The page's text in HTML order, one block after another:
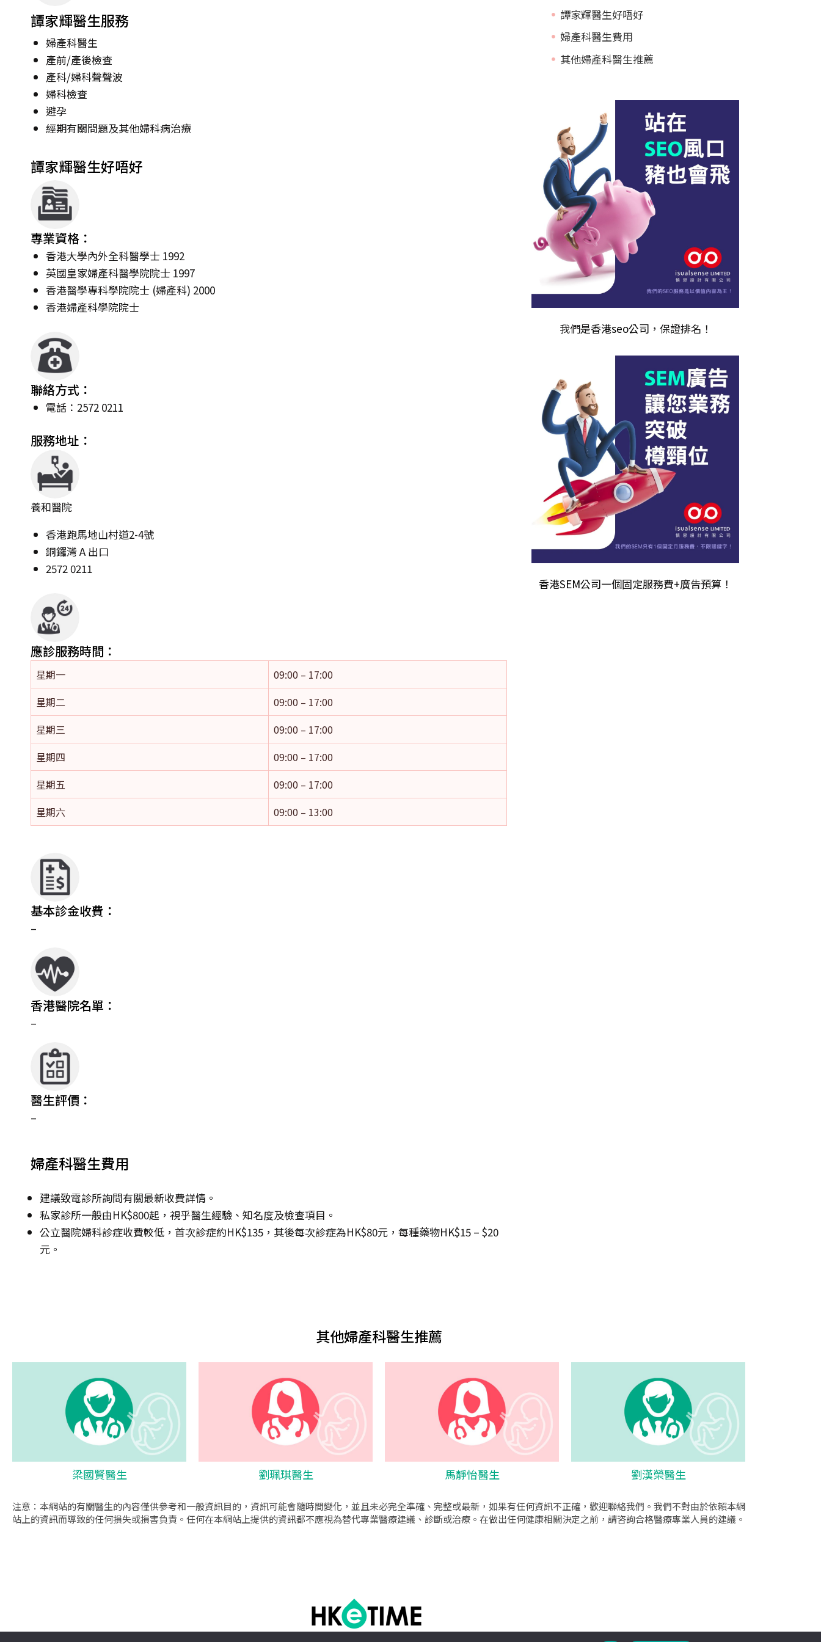
譚家輝醫生服務
婦產科醫生
產前/產後檢查
產科/婦科聲聲波
婦科檢查
避孕
經期有關問題及其他婦科病治療
譚家輝醫生好唔好
專業資格：
香港大學內外全科醫學士 1992
英國皇家婦產科醫學院院士 1997
香港醫學專科學院院士 (婦產科) 2000
香港婦產科學院院士
聯絡方式：
電話：2572 0211
服務地址：
養和醫院
香港跑馬地山村道2-4號
銅鑼灣 A 出口
2572 0211
應診服務時間：
星期一
09:00 – 17:00
星期二
09:00 – 17:00
星期三
09:00 – 17:00
星期四
09:00 – 17:00
星期五
09:00 – 17:00
星期六
09:00 – 13:00
基本診金收費：
–
香港醫院名單：
–
醫生評價：
–
婦產科醫生費用
建議致電診所詢問有關最新收費詳情。
私家診所一般由HK$800起，視乎醫生經驗、知名度及檢查項目。
公立醫院婦科診症收費較低，首次診症約HK$135，其後每次診症為HK$80元，每種藥物HK$15 – $20
元。
譚家輝醫生好唔好
婦產科醫生費用
其他婦產科醫生推薦
我們是香港seo公司 ，保證排名！
香港SEM公司一個固定服務費+廣告預算！
其他婦產科醫生推薦
梁國賢醫生 劉珮琪醫生 馬靜怡醫生 劉漢榮醫生
注意：本網站的有關醫生的內容僅供參考和一般資訊目的，資訊可能會隨時間變化，並且未必完全準確、完整或最新，如果有任何資訊不正確，歡迎聯絡我們。我們不對由於依賴本網
站上的資訊而導致的任何損失或損害負責。任何在本網站上提供的資訊都不應視為替代專業醫療建議、診斷或治療。在做出任何健康相關決定之前，請咨詢合格醫療專業人員的建議。
sem公司 |網頁設計| 網頁設計公司